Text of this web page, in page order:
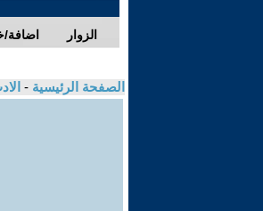
الزوار
الصفحة الرئيسية -